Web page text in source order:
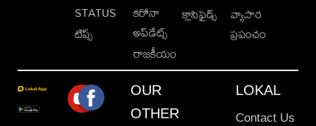
STATUS
టిప్స్
కరోనా
అప్‌డేట్స్
రాజకీయం
క్లాసిఫైడ్స్
వ్యాపార
ప్రపంచం
OUR
OTHER
LOKAL
Contact Us